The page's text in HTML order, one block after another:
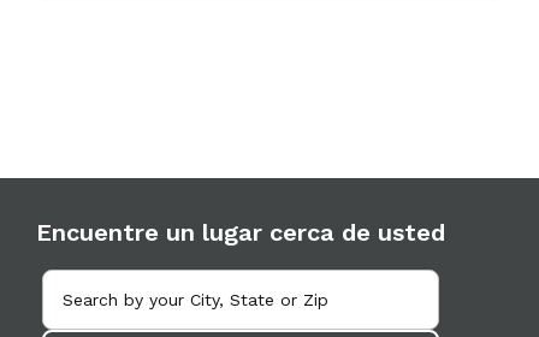
Encuentre un lugar cerca de usted